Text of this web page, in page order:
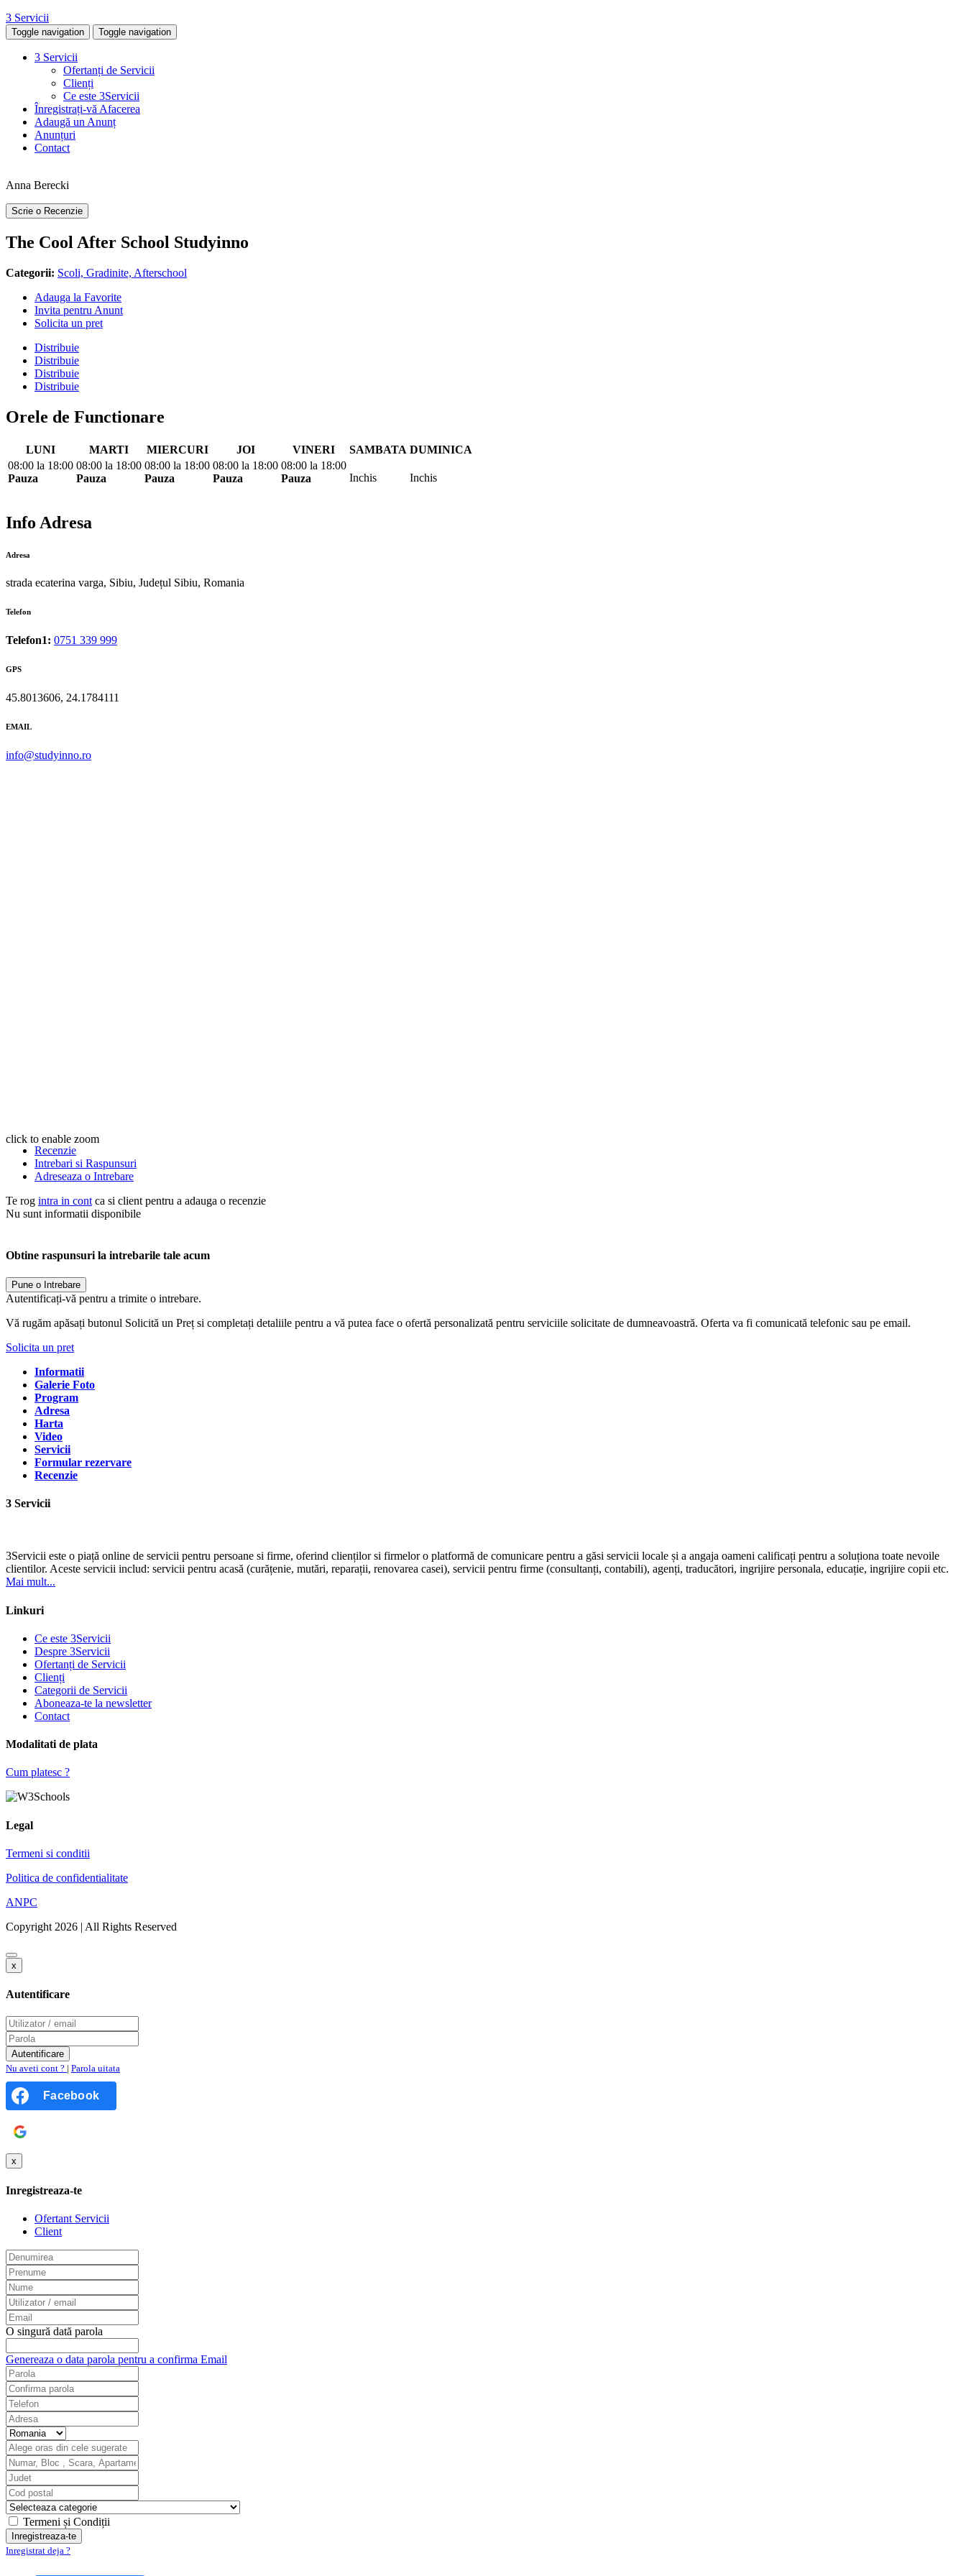
3 Servicii
Toggle navigation Toggle navigation
3 Servicii
Ofertanți de Servicii
Clienți
Ce este 3Servicii
Înregistrați-vă Afacerea
Adaugă un Anunț
Anunțuri
Contact
Anna Berecki
Scrie o Recenzie
The Cool After School Studyinno
Categorii: Scoli, Gradinite, Afterschool
Adauga la Favorite
Invita pentru Anunt
Solicita un pret
Distribuie
Distribuie
Distribuie
Distribuie
Orele de Functionare
LUNI MARTI MIERCURI JOI VINERI SAMBATA DUMINICA
08:00 la 18:00
Pauza
08:00 la 18:00
Pauza
08:00 la 18:00
Pauza
08:00 la 18:00
Pauza
08:00 la 18:00
Pauza
Inchis Inchis
Info Adresa
Adresa
strada ecaterina varga, Sibiu, Județul Sibiu, Romania
Telefon
Telefon1: 0751 339 999
GPS
45.8013606, 24.1784111
EMAIL
info@studyinno.ro
click to enable zoom
Recenzie
Intrebari si Raspunsuri
Adreseaza o Intrebare
Te rog intra in cont ca si client pentru a adauga o recenzie
Nu sunt informatii disponibile
Obtine raspunsuri la intrebarile tale acum
Pune o Intrebare
Autentificați-vă pentru a trimite o intrebare.
Vă rugăm apăsați butonul Solicită un Preț si completați detaliile pentru a vă putea face o ofertă personalizată pentru serviciile solicitate de dumneavoastră. Oferta va fi comunicată telefonic sau pe email.
Solicita un pret
Informatii
Galerie Foto
Program
Adresa
Harta
Video
Servicii
Formular rezervare
Recenzie
3 Servicii
3Servicii este o piață online de servicii pentru persoane si firme, oferind clienților si firmelor o platformă de comunicare pentru a găsi servicii locale și a angaja oameni calificați pentru a soluționa toate nevoile
clientilor. Aceste servicii includ: servicii pentru acasă (curățenie, mutări, reparații, renovarea casei), servicii pentru firme (consultanți, contabili), agenți, traducători, ingrijire personala, educație, ingrijire copii etc.
Mai mult...
Linkuri
Ce este 3Servicii
Despre 3Servicii
Ofertanți de Servicii
Clienți
Categorii de Servicii
Aboneaza-te la newsletter
Contact
Modalitati de plata
Cum platesc ?
Legal
Termeni si conditii
Politica de confidentialitate
ANPC
Copyright 2026 | All Rights Reserved
x
Autentificare
Nu aveti cont ? | Parola uitata
Facebook
x
Inregistreaza-te
Ofertant Servicii
Client
O singură dată parola
Genereaza o data parola pentru a confirma Email
Termeni și Condiții
Inregistrat deja ?